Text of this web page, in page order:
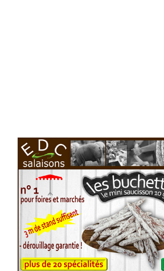
Voir l'annonce
Accéder au site